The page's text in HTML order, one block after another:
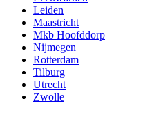
Leiden
Maastricht
Mkb Hoofddorp
Nijmegen
Rotterdam
Tilburg
Utrecht
Zwolle